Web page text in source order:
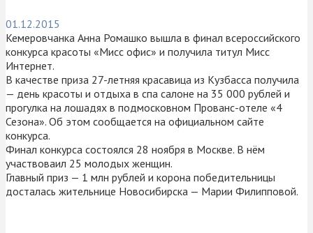
01.12.2015
Кемеровчанка Анна Ромашко вышла в финал всероссийского
конкурса красоты «Мисс офис» и получила титул Мисс
Интернет.
В качестве приза 27-летняя красавица из Кузбасса получила
— день красоты и отдыха в спа салоне на 35 000 рублей и
прогулка на лошадях в подмосковном Прованс-отеле «4
Сезона». Об этом сообщается на официальном сайте
конкурса.
Финал конкурса состоялся 28 ноября в Москве. В нём
участвоваил 25 молодых женщин.
Главный приз — 1 млн рублей и корона победительницы
досталась жительнице Новосибирска — Марии Филипповой.